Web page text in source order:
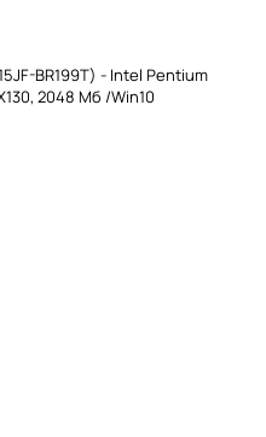
BR199T) - Intel Pentium
2048 Мб /Win10